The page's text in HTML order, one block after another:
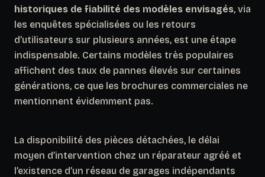
historiques de fiabilité des modèles envisagés, via
les enquêtes spécialisées ou les retours
d’utilisateurs sur plusieurs années, est une étape
indispensable. Certains modèles très populaires
affichent des taux de pannes élevés sur certaines
générations, ce que les brochures commerciales ne
mentionnent évidemment pas.
La disponibilité des pièces détachées, le délai
moyen d’intervention chez un réparateur agréé et
l’existence d’un réseau de garages indépendants